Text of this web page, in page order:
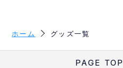
ホーム グッズ一覧
PAGE TOP